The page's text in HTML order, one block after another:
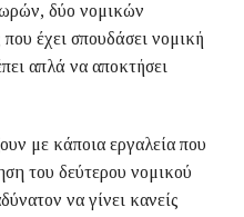
δύο νομικών
έχει σπουδάσει νομική
απλά να αποκτήσει
με κάποια εργαλεία που
του δεύτερου νομικού
να γίνει κανείς